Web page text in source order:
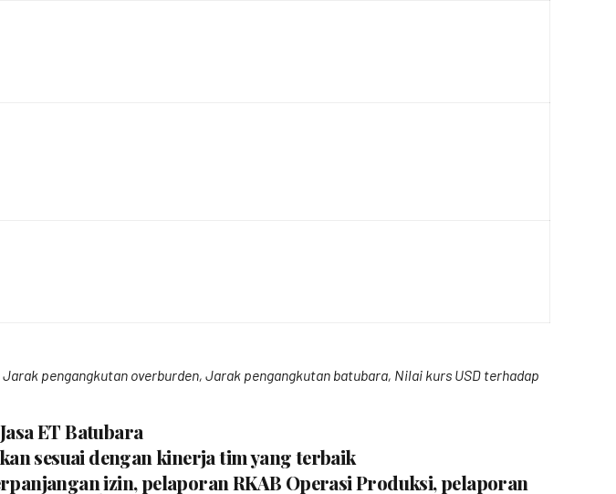
pengangkutan overburden, Jarak pengangkutan batubara, Nilai kurs USD terhadap
ET Batubara
sesuai dengan kinerja tim yang terbaik
izin, pelaporan RKAB Operasi Produksi, pelaporan